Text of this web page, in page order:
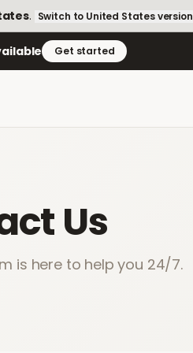
. Switch to United Statesversion
Get started
Us
is here to help you 24/7.